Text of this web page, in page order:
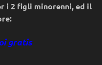
i 2 figli minorenni, ed il
gratis